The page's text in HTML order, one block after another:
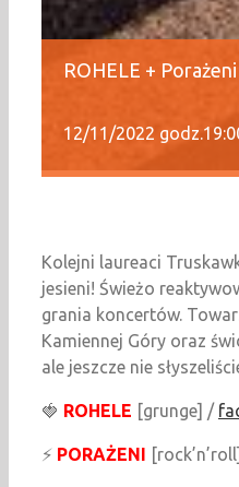
ROHELE +
12/11/2022
Kolejni laureaci
jesieni! Świeżo
grania koncertów.
Kamiennej Góry oraz
ale jeszcze nie
🍓 ROHELE [grunge] /
⚡ PORAŻENI